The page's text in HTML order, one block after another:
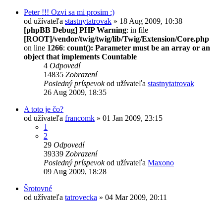
Peter !!! Ozvi sa mi prosim :)
od užívateľa stastnytatrovak » 18 Aug 2009, 10:38
[phpBB Debug] PHP Warning: in file
[ROOT]/vendor/twig/twig/lib/Twig/Extension/Core.php
on line 1266: count(): Parameter must be an array or an
object that implements Countable
4 Odpovedí
14835 Zobrazení
Posledný príspevokod užívateľa stastnytatrovak
26 Aug 2009, 18:35
A toto je čo?
od užívateľa francomk » 01 Jan 2009, 23:15
1
2
29 Odpovedí
39339 Zobrazení
Posledný príspevokod užívateľa Maxono
09 Aug 2009, 18:28
Šrotovné
od užívateľa tatrovecka » 04 Mar 2009, 20:11